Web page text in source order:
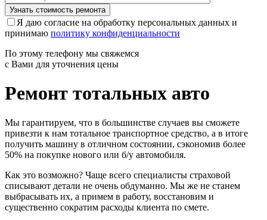
Я даю согласие на обработку персональных данных и
принимаю политику конфиденциальности
По этому телефону мы свяжемся
с Вами для уточнения цены
Ремонт тотальных авто
Мы гарантируем, что в большинстве случаев вы сможете
привезти к нам тотальное транспортное средство, а в итоге
получить машину в отличном состоянии, сэкономив более
50% на покупке нового или б/у автомобиля.
Как это возможно? Чаще всего специалисты страховой
списывают детали не очень обдуманно. Мы же не станем
выбрасывать их, а примем в работу, восстановим и
существенно сократим расходы клиента по смете.